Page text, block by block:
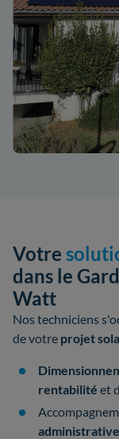
Votre
dans le
Watt
Nos techniciens
de votre projet
rentabilité et